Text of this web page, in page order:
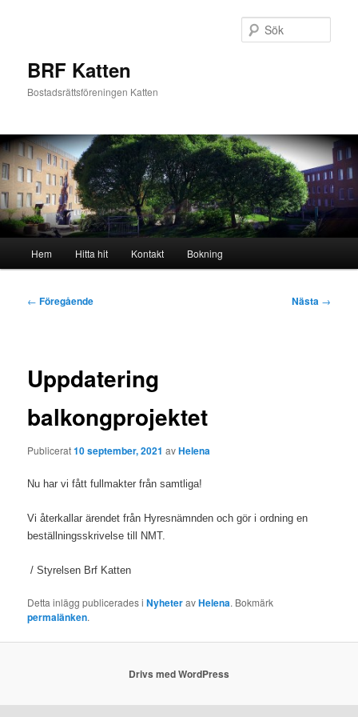
BRF Katten
Bostadsrättsföreningen Katten
Hem Hitta hit Kontakt Bokning
Inläggsnavigering
← Föregående Nästa →
Uppdatering
balkongprojektet
Publicerat10 september, 2021 avHelena
Nu har vi fått fullmakter från samtliga!
Vi återkallar ärendet från Hyresnämnden och gör i ordning en
beställningsskrivelse till NMT.
/ Styrelsen Brf Katten
Detta inlägg publicerades iNyheteravHelena. Bokmärk
permalänken.
Drivs med WordPress